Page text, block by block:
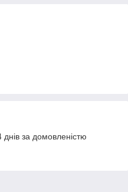
за домовленістю